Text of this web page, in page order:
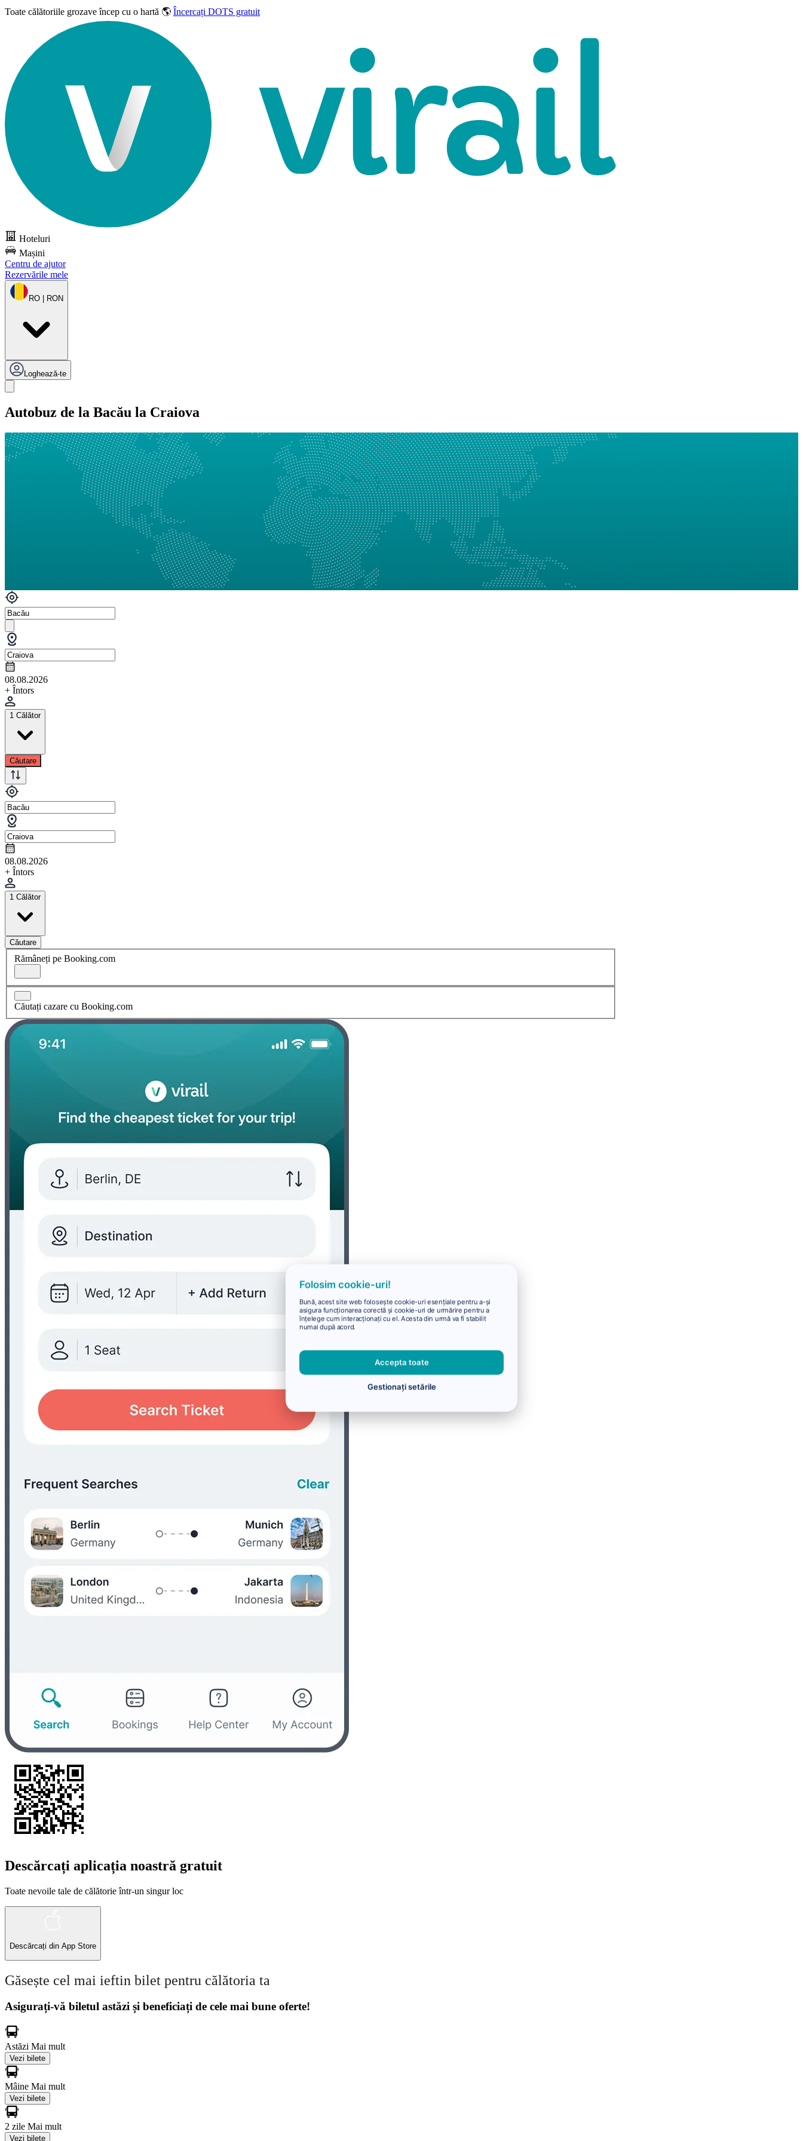
Toate călătoriile grozaveîncep cu o hartă 🌎 Încercați DOTS gratuit
Hoteluri
Mașini
Centru de ajutor
Rezervările mele
RO | RON
Loghează-te
Autobuz de la Bacău la Craiova
08.08.2026
+ Întors
1 Călător
Căutare
08.08.2026
+ Întors
1 Călător
Căutare
Rămâneți pe Booking.com
Căutați cazare cu Booking.com
Descărcați aplicația noastră gratuit
Toate nevoile tale de călătorie într-un singur loc
Descărcați din App Store
Găsește cel mai ieftin bilet pentru călătoria ta
Asigurați-vă biletul astăzi și beneficiați de cele mai bune oferte!
Astăzi Mai mult
Vezi bilete
Mâine Mai mult
Vezi bilete
2 zile Mai mult
Vezi bilete
Folosim cookie-uri!
Bună, acest site web folosește cookie-uri esențiale pentru a-și
asigura funcționarea corectă și cookie-uri de urmărire pentru a
înțelege cum interacționați cu el. Acesta din urmă va fi stabilit
numai după acord.
Accepta toate
Gestionați setările